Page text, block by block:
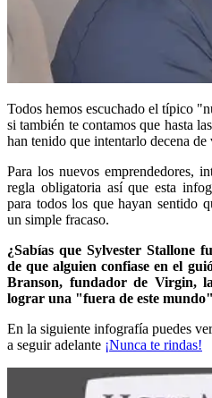
Todos hemos escuchado el típico
si también te contamos que hasta
han tenido que intentarlo decena de
Para los nuevos emprendedores,
regla obligatoria así que esta
para todos los que hayan sentido
un simple fracaso.
¿Sabías que Sylvester Stallone
de que alguien confiase en el
Branson, fundador de Virgin,
lograr una "fuera de este
En la siguiente infografía puedes
a seguir adelante ¡Nunca te rindas!